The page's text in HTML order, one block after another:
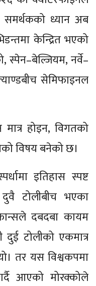
ध्यान अब
केन्द्रित भएको
स्पेन–बेल्जियम, नर्वे–
सेमिफाइनल
होइन, विगतको
विषय बनेको छ।
इतिहास स्पष्ट
टोलीबीच भएका
दबदबा कायम
टोलीको एकमात्र
तर यस विश्वकपमा
आएको मोरक्कोले